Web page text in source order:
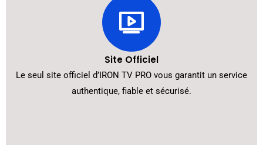
Site Officiel
Le seul site officiel d’IRON TV PRO vous garantit un service
authentique, fiable et sécurisé.